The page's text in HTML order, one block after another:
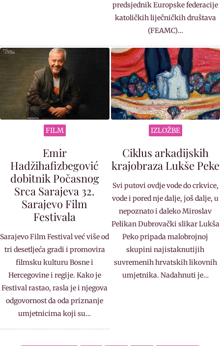
predsjednik Europske federacije
katoličkih liječničkih društava
(FEAMC)…
FILM
Emir
Hadžihafizbegović
dobitnik Počasnog
Srca Sarajeva 32.
Sarajevo Film
Festivala
Sarajevo Film Festival već više od
tri desetljeća gradi i promovira
filmsku kulturu Bosne i
Hercegovine i regije. Kako je
Festival rastao, rasla je i njegova
odgovornost da oda priznanje
umjetnicima koji su…
IZLOŽBE
Ciklus arkadijskih
krajobraza Lukše Peke
Svi putovi ovdje vode do crkvice,
vode i pored nje dalje, još dalje, u
nepoznato i daleko Miroslav
Pelikan Dubrovački slikar Lukša
Peko pripada malobrojnoj
skupini najistaknutijih
suvremenih hrvatskih likovnih
umjetnika. Nadahnuti je…